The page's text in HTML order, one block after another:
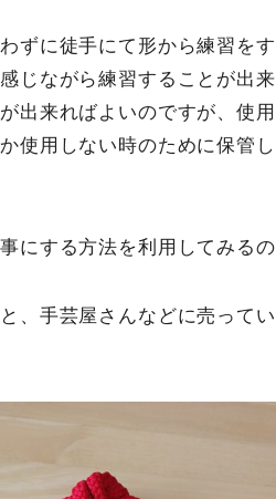
ずに徒手にて形から練習を
じながら練習することが出来
出来ればよいのですが、使
使用しない時のために保管
にする方法を利用してみるの
、手芸屋さんなどに売って